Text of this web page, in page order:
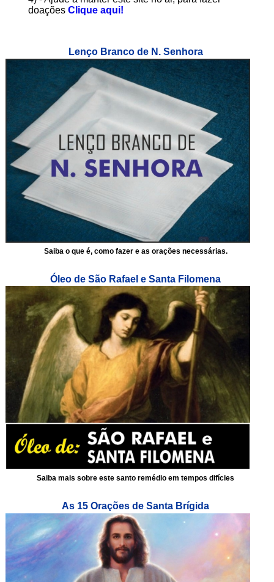
doações Clique aqui!
Lenço Branco de N. Senhora
Saiba o que é, como fazer e as orações necessárias.
Óleo de São Rafael e Santa Filomena
Saiba mais sobre este santo remédio em tempos difícies
As 15 Orações de Santa Brígida